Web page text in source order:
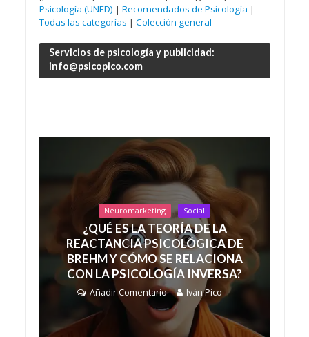
Psicología (UNED) | Recomendados de Psicología |
Todas las categorías | Colección general
Servicios de psicología y publicidad:
info@psicopico.com
Neuromarketing Social
¿QUÉ ES LA TEORÍA DE LA
REACTANCIA PSICOLÓGICA DE
BREHM Y CÓMO SE RELACIONA
CON LA PSICOLOGÍA INVERSA?
Añadir Comentario Iván Pico